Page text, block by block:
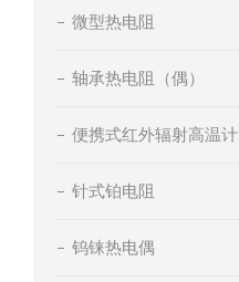
微型热电阻
轴承热电阻（偶）
便携式红外辐射高温计
针式铂电阻
钨铼热电偶